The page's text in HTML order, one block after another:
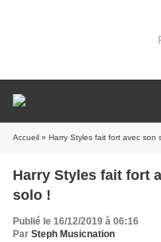
Accueil » Harry Styles fait fort avec son
Harry Styles fait fort
solo !
Publié le 16/12/2019 à 06:16
Par Steph Musicnation